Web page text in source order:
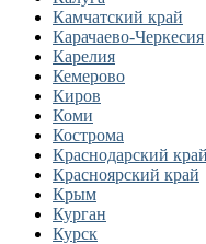
Камчатский край
Карачаево-Черкесия
Карелия
Кемерово
Киров
Коми
Кострома
Краснодарский край
Красноярский край
Крым
Курган
Курск